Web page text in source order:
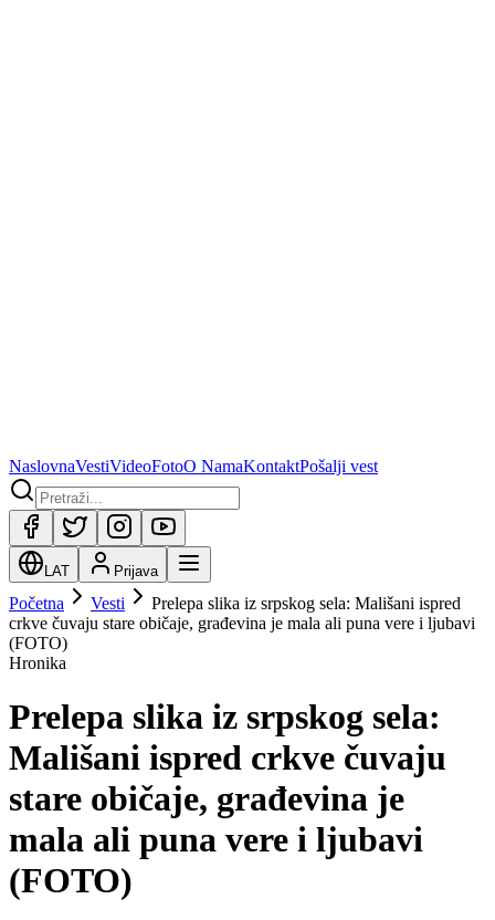
NaslovnaVestiVideoFotoO NamaKontaktPošalji vest
LAT Prijava
Početna Vesti
Prelepa slika iz srpskog sela: Mališani ispred
crkve čuvaju stare običaje, građevina je mala ali puna vere i ljubavi
(FOTO)
Hronika
Prelepa slika iz srpskog sela:
Mališani ispred crkve čuvaju
stare običaje, građevina je
mala ali puna vere i ljubavi
(FOTO)